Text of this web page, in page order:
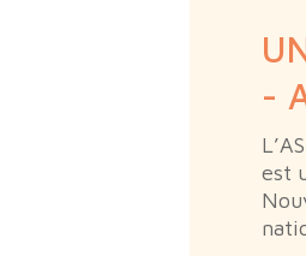
-
est